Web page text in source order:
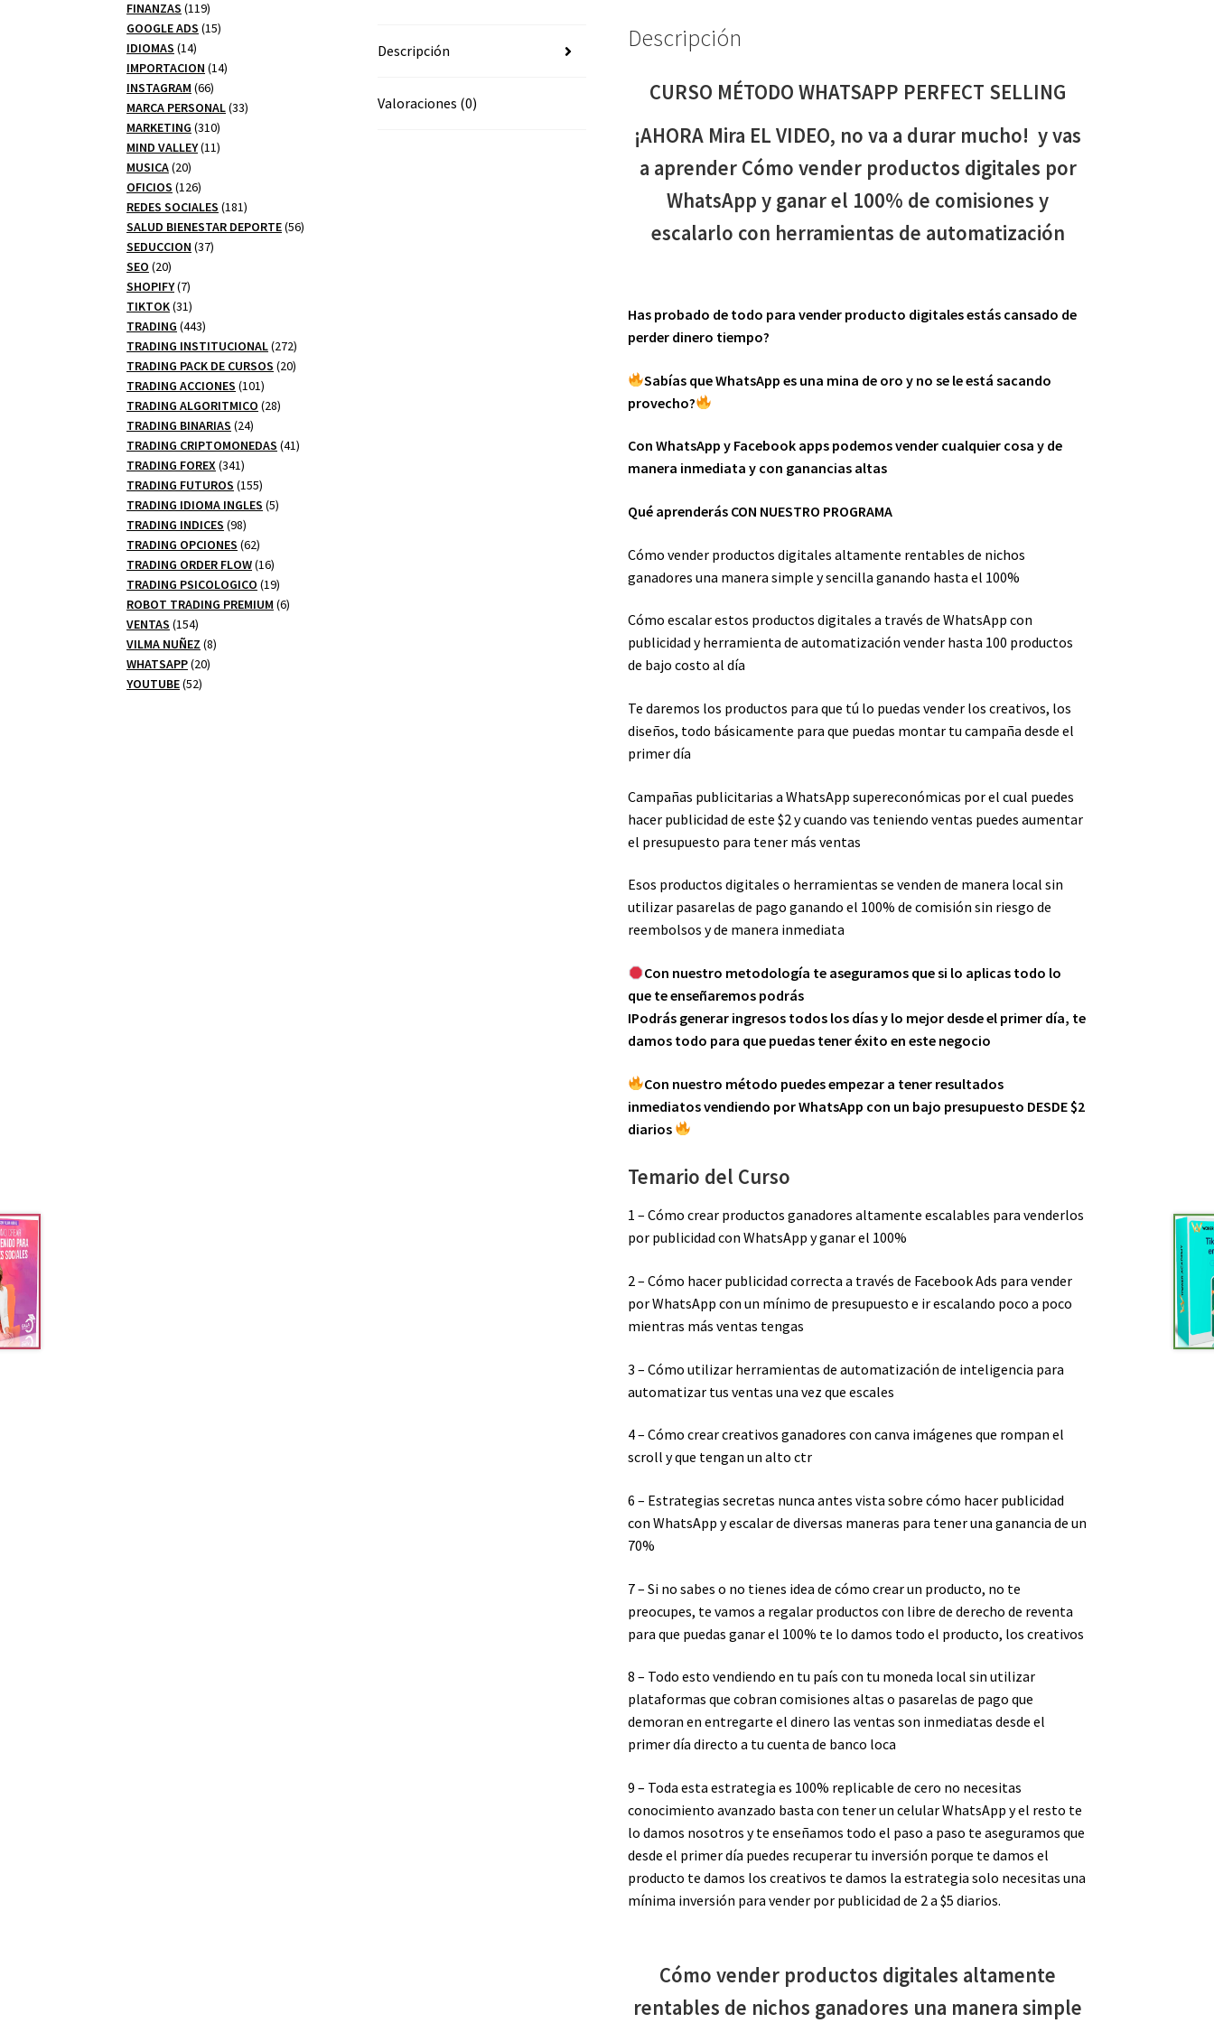
Descripción
Valoraciones (0)
Descripción
CURSO MÉTODO WHATSAPP PERFECT SELLING
¡AHORA Mira EL VIDEO, no va a durar mucho! y vas
a aprender Cómo vender productos digitales por
WhatsApp y ganar el 100% de comisiones y
escalarlo con herramientas de automatización
Has probado de todo para vender producto digitales estás cansado de
perder dinero tiempo?
Sabías que WhatsApp es una mina de oro y no se le está sacando
provecho?
Con WhatsApp y Facebook apps podemos vender cualquier cosa y de
manera inmediata y con ganancias altas
Qué aprenderás CON NUESTRO PROGRAMA
Cómo vender productos digitales altamente rentables de nichos
ganadores una manera simple y sencilla ganando hasta el 100%
Cómo escalar estos productos digitales a través de WhatsApp con
publicidad y herramienta de automatización vender hasta 100 productos
de bajo costo al día
Te daremos los productos para que tú lo puedas vender los creativos, los
diseños, todo básicamente para que puedas montar tu campaña desde el
primer día
Campañas publicitarias a WhatsApp supereconómicas por el cual puedes
hacer publicidad de este $2 y cuando vas teniendo ventas puedes aumentar
el presupuesto para tener más ventas
Esos productos digitales o herramientas se venden de manera local sin
utilizar pasarelas de pago ganando el 100% de comisión sin riesgo de
reembolsos y de manera inmediata
Con nuestro metodología te aseguramos que si lo aplicas todo lo
que te enseñaremos podrás
IPodrás generar ingresos todos los días y lo mejor desde el primer día, te
damos todo para que puedas tener éxito en este negocio
Con nuestro método puedes empezar a tener resultados
inmediatos vendiendo por WhatsApp con un bajo presupuesto DESDE $2
diarios
Temario del Curso
1 – Cómo crear productos ganadores altamente escalables para venderlos
por publicidad con WhatsApp y ganar el 100%
2 – Cómo hacer publicidad correcta a través de Facebook Ads para vender
por WhatsApp con un mínimo de presupuesto e ir escalando poco a poco
mientras más ventas tengas
3 – Cómo utilizar herramientas de automatización de inteligencia para
automatizar tus ventas una vez que escales
4 – Cómo crear creativos ganadores con canva imágenes que rompan el
scroll y que tengan un alto ctr
6 – Estrategias secretas nunca antes vista sobre cómo hacer publicidad
con WhatsApp y escalar de diversas maneras para tener una ganancia de un
70%
7 – Si no sabes o no tienes idea de cómo crear un producto, no te
preocupes, te vamos a regalar productos con libre de derecho de reventa
para que puedas ganar el 100% te lo damos todo el producto, los creativos
8 – Todo esto vendiendo en tu país con tu moneda local sin utilizar
plataformas que cobran comisiones altas o pasarelas de pago que
demoran en entregarte el dinero las ventas son inmediatas desde el
primer día directo a tu cuenta de banco loca
9 – Toda esta estrategia es 100% replicable de cero no necesitas
conocimiento avanzado basta con tener un celular WhatsApp y el resto te
lo damos nosotros y te enseñamos todo el paso a paso te aseguramos que
desde el primer día puedes recuperar tu inversión porque te damos el
producto te damos los creativos te damos la estrategia solo necesitas una
mínima inversión para vender por publicidad de 2 a $5 diarios.
Cómo vender productos digitales altamente
rentables de nichos ganadores una manera simple
productos
FINANZAS 119119
productos
GOOGLE ADS 1515
IDIOMAS 1414
productos
IMPORTACION 1414
INSTAGRAM 6666
productos
MARCA PERSONAL 3333
MARKETING 310310
productos
MIND VALLEY 1111
MUSICA 2020
productos
OFICIOS 126126
productos
REDES SOCIALES 181181
productos
SALUD BIENESTAR DEPORTE 5656
SEDUCCION 3737
SEO 2020
productos
SHOPIFY 77
productos
TIKTOK 3131
productos
TRADING 443443
productos
TRADING INSTITUCIONAL 272272
productos
TRADING PACK DE CURSOS 2020
TRADING ACCIONES 101101
productos
TRADING ALGORITMICO 2828
TRADING BINARIAS 2424
productos
TRADING CRIPTOMONEDAS 4141
TRADING FOREX 341341
productos
TRADING FUTUROS 155155
productos
TRADING IDIOMA INGLES 55
TRADING INDICES 9898
productos
TRADING OPCIONES 6262
productos
TRADING ORDER FLOW 1616
productos
TRADING PSICOLOGICO 1919
productos
ROBOT TRADING PREMIUM 66
VENTAS 154154
productos
VILMA NUÑEZ 88
WHATSAPP 2020
YOUTUBE 5252